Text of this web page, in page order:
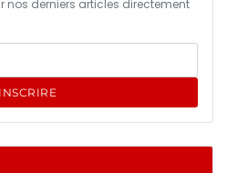
nos derniers articles directement